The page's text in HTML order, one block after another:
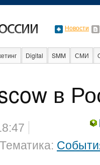
Новости
Digital SMM СМИ
в
Тематика: